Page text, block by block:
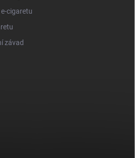
cigaretu
závad